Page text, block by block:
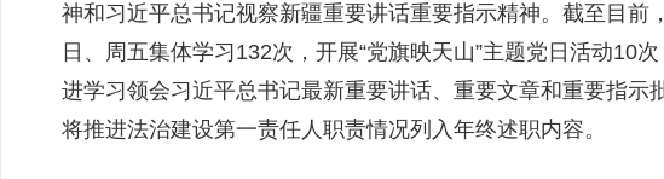
神和习近平总书记视察新疆重要讲话重要指示精神。 截至目前 ，
日、周五集体学习 132次 ， 开展“党旗映天山”主题党日活动10
进学习领会习近平总书记最新重要讲话、重要文章和重要指
将推进法治建设第一责任人职责情况列入年终述职内容。